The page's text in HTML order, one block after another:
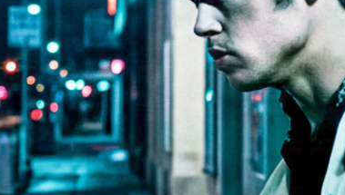
À propos
Équipe
Postes
contact
Soutien
Durabilité